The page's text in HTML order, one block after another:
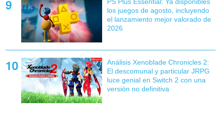
los juegos de agosto, incluyendo
el lanzamiento mejor valorado de
2026
Análisis Xenoblade Chronicles 2:
El descomunal y particular JRPG
luce genial en Switch 2 con una
versión no definitiva